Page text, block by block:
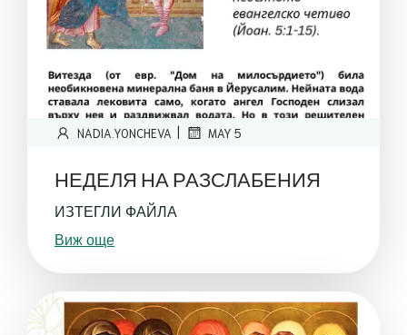
NADIA.YONCHEVA | MAY 5
НЕДЕЛЯ НА РАЗСЛАБЕНИЯ
ИЗТЕГЛИ ФАЙЛА
Виж още